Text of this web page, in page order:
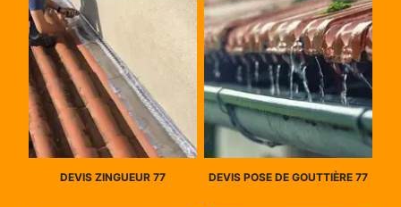
DEVIS ZINGUEUR 77 DEVIS POSE DE GOUTTIÈRE 77